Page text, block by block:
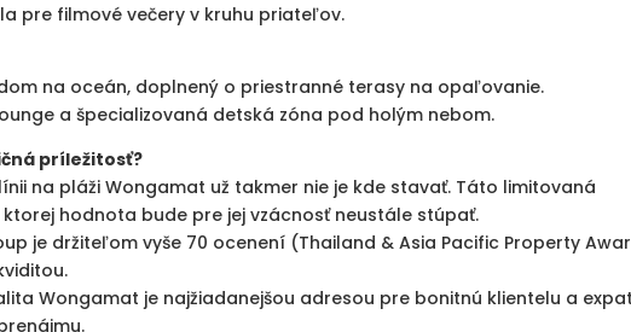
pre filmové večery v kruhu priateľov.
na oceán, doplnený o priestranné terasy na opaľovanie.
a špecializovaná detská zóna pod holým nebom.
príležitosť?
na pláži Wongamat už takmer nie je kde stavať. Táto limitovaná
hodnota bude pre jej vzácnosť neustále stúpať.
je držiteľom vyše 70 ocenení (Thailand & Asia Pacific Property
Wongamat je najžiadanejšou adresou pre bonitnú klientelu a